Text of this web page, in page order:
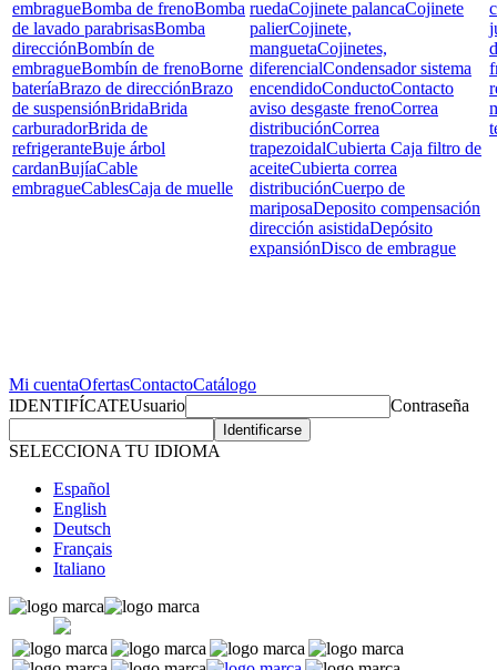
embragueBomba de frenoBomba
de lavado parabrisasBomba
direcciónBombín de
embragueBombín de frenoBorne
bateríaBrazo de direcciónBrazo
de suspensiónBridaBrida
carburadorBrida de
refrigeranteBuje árbol
cardanBujíaCable
embragueCablesCaja de muelle
ruedaCojinete palancaCojinete
palierCojinete,
manguetaCojinetes,
diferencialCondensador sistema
encendidoConductoContacto
aviso desgaste frenoCorrea
distribuciónCorrea
trapezoidalCubierta Caja filtro de
aceiteCubierta correa
distribuciónCuerpo de
mariposaDeposito compensación
dirección asistidaDepósito
expansiónDisco de embrague
Mi cuentaOfertasContactoCatálogo
IDENTIFÍCATEUsuario Contraseña
SELECCIONA TU IDIOMA
Español
English
Deutsch
Français
Italiano